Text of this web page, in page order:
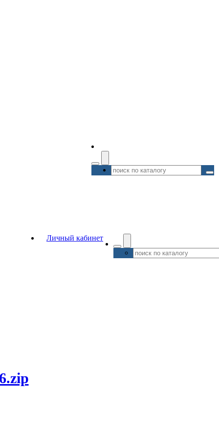
Личный кабинет